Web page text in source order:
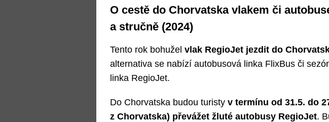
O cestě do Chorvatska vlakem či
a stručně (2024)
Tento rok bohužel vlak RegioJet jezdit do
alternativa se nabízí autobusová linka FlixBus či
linka RegioJet.
Do Chorvatska budou turistyv termínu od 31.5. do
z Chorvatska) převážet žluté autobusy RegioJet.